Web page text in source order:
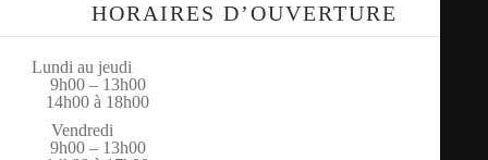
HORAIRES D’OUVERTURE
Lundi au jeudi
9h00 – 13h00
14h00 à 18h00
Vendredi
9h00 – 13h00